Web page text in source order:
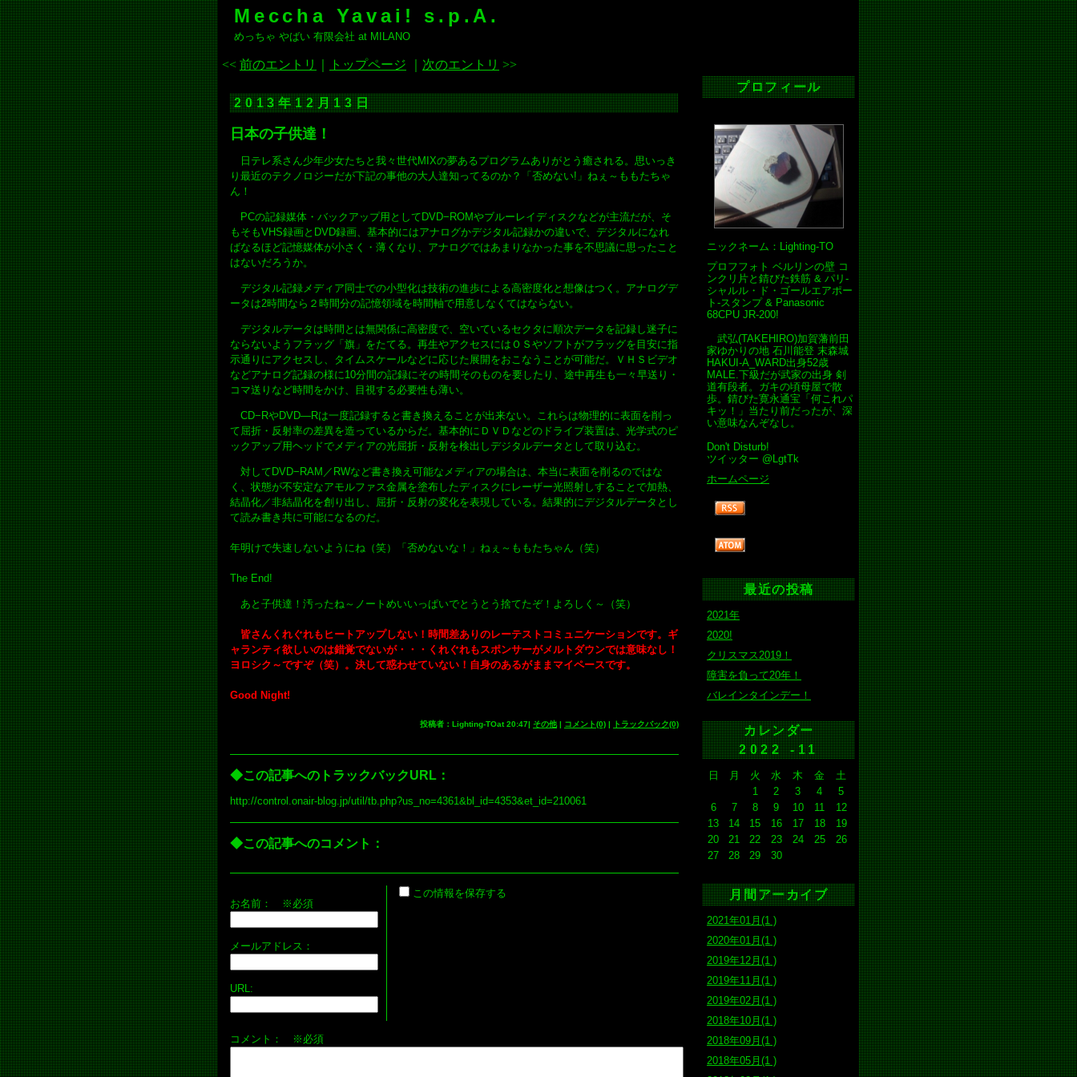
Meccha Yavai! s.p.A.
めっちゃ やばい 有限会社 at MILANO
<< 前のエントリ トップページ 次のエントリ >>
2013年12月13日
日本の子供達！
日テレ系さん少年少女たちと我々世代MIXの夢あるプログラムありがとう癒される。思いっき
り最近のテクノロジーだが下記の事他の大人達知ってるのか？「否めない!」ねぇ～ももたちゃ
ん！
PCの記録媒体・バックアップ用としてDVD−ROMやブルーレイディスクなどが主流だが、そ
もそもVHS録画とDVD録画、基本的にはアナログかデジタル記録かの違いで、デジタルになれ
ばなるほど記憶媒体が小さく・薄くなり、アナログではあまりなかった事を不思議に思ったこと
はないだろうか。
デジタル記録メディア同士での小型化は技術の進歩による高密度化と想像はつく。アナログデ
ータは2時間なら２時間分の記憶領域を時間軸で用意しなくてはならない。
デジタルデータは時間とは無関係に高密度で、空いているセクタに順次データを記録し迷子に
ならないようフラッグ「旗」をたてる。再生やアクセスにはＯＳやソフトがフラッグを目安に指
示通りにアクセスし、タイムスケールなどに応じた展開をおこなうことが可能だ。ＶＨＳビデオ
などアナログ記録の様に10分間の記録にその時間そのものを要したり、途中再生も一々早送り・
コマ送りなど時間をかけ、目視する必要性も薄い。
CD−RやDVD―Rは一度記録すると書き換えることが出来ない。これらは物理的に表面を削っ
て屈折・反射率の差異を造っているからだ。基本的にＤＶＤなどのドライブ装置は、光学式のピ
ックアップ用ヘッドでメディアの光屈折・反射を検出しデジタルデータとして取り込む。
対してDVD−RAM／RWなど書き換え可能なメディアの場合は、本当に表面を削るのではな
く、状態が不安定なアモルファス金属を塗布したディスクにレーザー光照射しすることで加熱、
結晶化／非結晶化を創り出し、屈折・反射の変化を表現している。結果的にデジタルデータとし
て読み書き共に可能になるのだ。
年明けで失速しないようにね（笑）「否めないな！」ねぇ～ももたちゃん（笑）
The End!
あと子供達！汚ったね～ノートめいいっぱいでとうとう捨てたぞ！よろしく～（笑）
皆さんくれぐれもヒートアップしない！時間差ありのレーテストコミュニケーションです。ギ
ャランティ欲しいのは錯覚でないが・・・くれぐれもスポンサーがメルトダウンでは意味なし！
ヨロシク～ですぞ（笑）。決して惑わせていない！自身のあるがままマイペースです。
Good Night!
投稿者：Lighting-TOat 20:47| その他| コメント(0) | トラックバック(0)
◆この記事へのトラックバックURL：
http://control.onair-blog.jp/util/tb.php?us_no=4361&bl_id=4353&et_id=210061
◆この記事へのコメント：
お名前： ※必須
メールアドレス：
URL:
この情報を保存する
コメント： ※必須
プロフィール
ニックネーム：Lighting-TO
プロフフォト ベルリンの壁 コ
ンクリ片と錆びた鉄筋 & パリ-
シャルル・ド・ゴールエアポー
ト-スタンプ & Panasonic
68CPU JR-200!
武弘(TAKEHIRO)加賀藩前田
家ゆかりの地 石川能登 末森城
HAKUI-A_WARD出身52歳
MALE.下級だが武家の出身 剣
道有段者。ガキの頃母屋で散
歩。錆びた寛永通宝「何これパ
キッ！」当たり前だったが、深
い意味なんぞなし。
Don't Disturb!
ツイッター @LgtTk
ホームページ
最近の投稿
2021年
2020!
クリスマス2019！
障害を負って20年！
バレインタインデー！
カレンダー
2022 -11
日 月 火 水 木 金
土
1
2 3 4
5
6
7 8 9 10 11
12
13
14 15 16 17 18
19
20
21 22 23 24 25
26
27
28 29 30
月間アーカイブ
2021年01月(1 )
2020年01月(1 )
2019年12月(1 )
2019年11月(1 )
2019年02月(1 )
2018年10月(1 )
2018年09月(1 )
2018年05月(1 )